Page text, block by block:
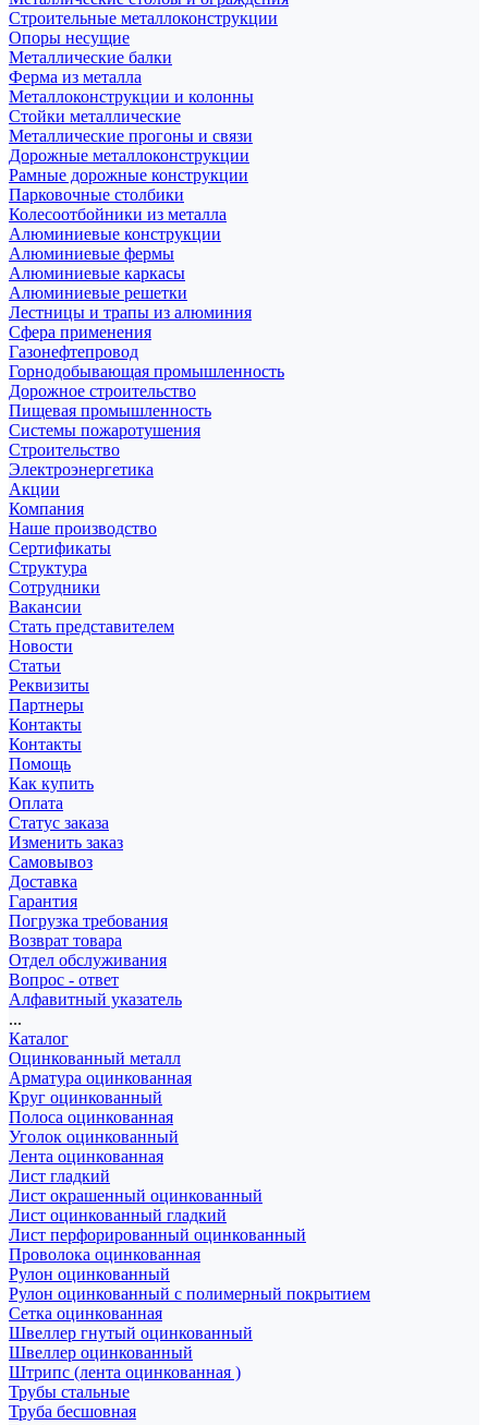
Строительные металлоконструкции
Опоры несущие
Металлические балки
Ферма из металла
Металлоконструкции и колонны
Стойки металлические
Металлические прогоны и связи
Дорожные металлоконструкции
Рамные дорожные конструкции
Парковочные столбики
Колесоотбойники из металла
Алюминиевые конструкции
Алюминиевые фермы
Алюминиевые каркасы
Алюминиевые решетки
Лестницы и трапы из алюминия
Сфера применения
Газонефтепровод
Горнодобывающая промышленность
Дорожное строительство
Пищевая промышленность
Системы пожаротушения
Строительство
Электроэнергетика
Акции
Компания
Наше производство
Сертификаты
Структура
Сотрудники
Вакансии
Стать представителем
Новости
Статьи
Реквизиты
Партнеры
Контакты
Контакты
Помощь
Как купить
Оплата
Статус заказа
Изменить заказ
Самовывоз
Доставка
Гарантия
Погрузка требования
Возврат товара
Отдел обслуживания
Вопрос - ответ
Алфавитный указатель
...
Каталог
Оцинкованный металл
Арматура оцинкованная
Круг оцинкованный
Полоса оцинкованная
Уголок оцинкованный
Лента оцинкованная
Лист гладкий
Лист окрашенный оцинкованный
Лист оцинкованный гладкий
Лист перфорированный оцинкованный
Проволока оцинкованная
Рулон оцинкованный
Рулон оцинкованный с полимерный покрытием
Сетка оцинкованная
Швеллер гнутый оцинкованный
Швеллер оцинкованный
Штрипс (лента оцинкованная )
Трубы стальные
Труба бесшовная